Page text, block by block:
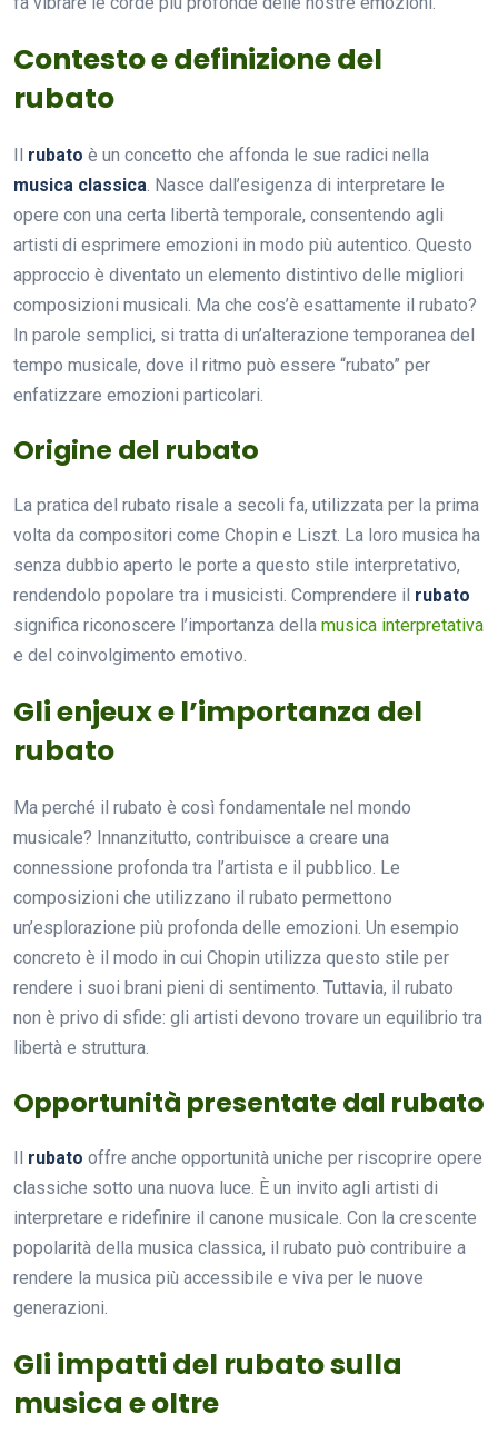
Contesto e definizione del
rubato
Il rubato è un concetto che affonda le sue radici nella
musica classica. Nasce dall’esigenza di interpretare le
opere con una certa libertà temporale, consentendo agli
artisti di esprimere emozioni in modo più autentico. Questo
approccio è diventato un elemento distintivo delle migliori
composizioni musicali. Ma che cos’è esattamente il rubato?
In parole semplici, si tratta di un’alterazione temporanea del
tempo musicale, dove il ritmo può essere “rubato” per
enfatizzare emozioni particolari.
Origine del rubato
La pratica del rubato risale a secoli fa, utilizzata per la prima
volta da compositori come Chopin e Liszt. La loro musica ha
senza dubbio aperto le porte a questo stile interpretativo,
rendendolo popolare tra i musicisti. Comprendere il rubato
significa riconoscere l’importanza della musica interpretativa
e del coinvolgimento emotivo.
Gli enjeux e l’importanza del
rubato
Ma perché il rubato è così fondamentale nel mondo
musicale? Innanzitutto, contribuisce a creare una
connessione profonda tra l’artista e il pubblico. Le
composizioni che utilizzano il rubato permettono
un’esplorazione più profonda delle emozioni. Un esempio
concreto è il modo in cui Chopin utilizza questo stile per
rendere i suoi brani pieni di sentimento. Tuttavia, il rubato
non è privo di sfide: gli artisti devono trovare un equilibrio tra
libertà e struttura.
Opportunità presentate dal rubato
Il rubato offre anche opportunità uniche per riscoprire opere
classiche sotto una nuova luce. È un invito agli artisti di
interpretare e ridefinire il canone musicale. Con la crescente
popolarità della musica classica, il rubato può contribuire a
rendere la musica più accessibile e viva per le nuove
generazioni.
Gli impatti del rubato sulla
musica e oltre